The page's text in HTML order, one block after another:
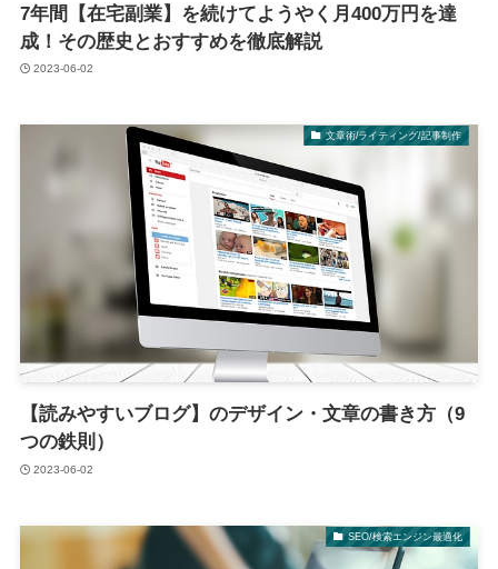
7年間【在宅副業】を続けてようやく月400万円を達
成！その歴史とおすすめを徹底解説
2023-06-02
文章術/ライティング/記事制作
【読みやすいブログ】のデザイン・文章の書き方（9
つの鉄則）
2023-06-02
SEO/検索エンジン最適化